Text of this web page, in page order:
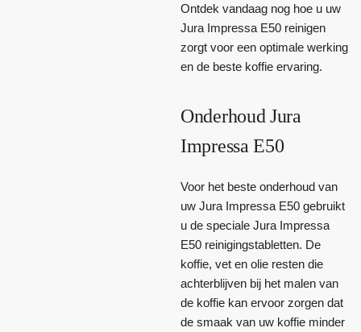
Ontdek vandaag nog hoe u uw
Jura Impressa E50 reinigen
zorgt voor een optimale werking
en de beste koffie ervaring.
Onderhoud Jura
Impressa E50
Voor het beste onderhoud van
uw Jura Impressa E50 gebruikt
u de speciale Jura Impressa
E50 reinigingstabletten. De
koffie, vet en olie resten die
achterblijven bij het malen van
de koffie kan ervoor zorgen dat
de smaak van uw koffie minder